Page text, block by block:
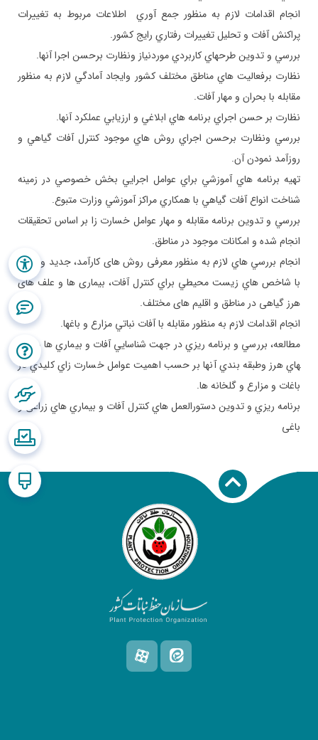
انجام اقدامات لازم به منظور جمع آوري اطلاعات مربوط به تغييرات
پراکنش آفات و تحليل تغييرات رفتاري رايج كشور.
بررسي و تدوين طرح­هاي كاربردي موردنياز ونظارت برحسن اجرا آنها.
نظارت برفعاليت هاي مناطق مختلف كشور وايجاد آمادگي لازم به منظور
مقابله با بحران و مهار آفات.
نظارت بر حسن اجراي برنامه هاي ابلاغي و ارزيابي عملكرد آنها.
بررسي ونظارت برحسن اجراي روش هاي موجود كنترل آفات گياهي و
روزآمد نمودن آن.
تهيه برنامه هاي آموزشي براي عوامل اجرايي بخش خصوصي در زمينه
شناخت انواع آفات گياهي با همكاري مراكز آموزشي وزارت متبوع.
بررسي و تدوين برنامه مقابله و مهار عوامل خسارت زا بر اساس تحقيقات
انجام شده و امكانات موجود در مناطق.
انجام بررسي­ هاي لازم به منظور معرفی روش های كارآمد، جديد وسازگار
با شاخص هاي زيست محيطي براي کنترل آفات، بيماری ها و علف های
هرز گياهی در مناطق و اقليم های مختلف.
انجام اقدامات لازم به منظور مقابله با آفات نباتي مزارع و باغ­ها.
مطالعه، بررسي و برنامه ريزي در جهت شناسايي آفات و بيماري ها و علف­
هاي هرز وطبقه بندي آنها بر حسب اهميت عوامل خسارت زاي كليدي در
باغات و مزارع و گلخانه ها.
برنامه ريزي و تدوين دستورالعمل هاي كنترل آفات و بيماري هاي زراعی و
باغی